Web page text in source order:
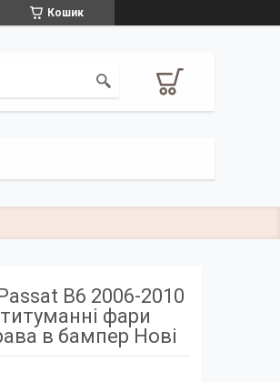
Кошик
B6 2006-2010
фари
в бампер Нові